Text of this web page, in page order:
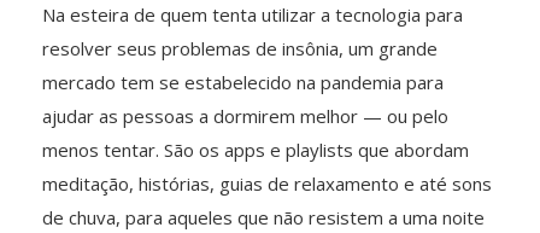
Na esteira de quem tenta utilizar a tecnologia para
resolver seus problemas de insônia, um grande
mercado tem se estabelecido na pandemia para
ajudar as pessoas a dormirem melhor — ou pelo
menos tentar. São os apps e playlists que abordam
meditação, histórias, guias de relaxamento e até sons
de chuva, para aqueles que não resistem a uma noite